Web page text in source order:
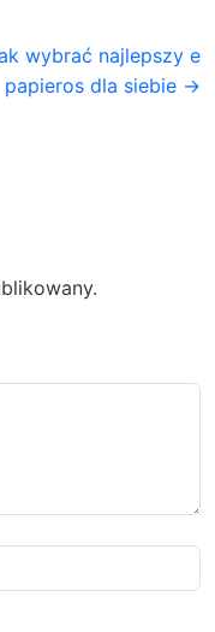
wybrać najlepszy e
papieros dla siebie →